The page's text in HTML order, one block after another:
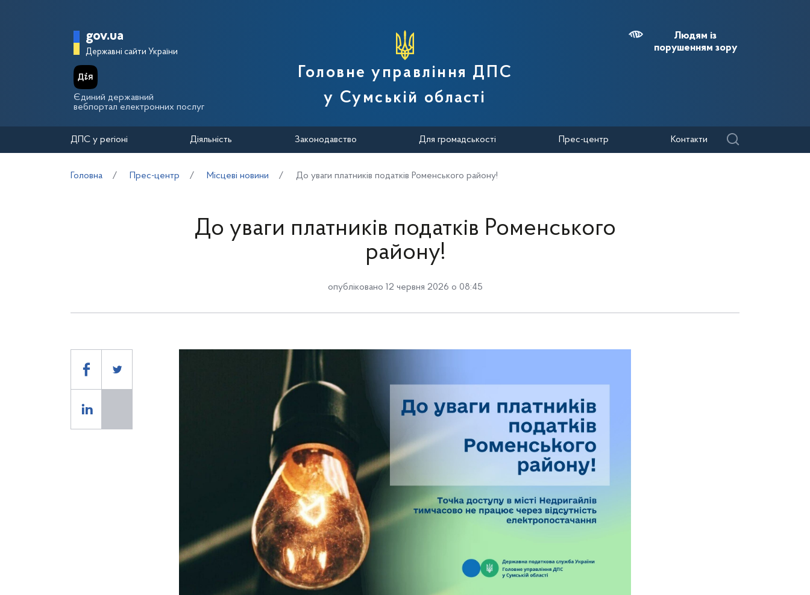
Головна сторінка Державної податкової служби України
gov.ua
Державні сайти України
Єдиний державний
вебпортал електронних послуг
Головне управління ДПС
у Сумській області
Людям із
порушенням зору
ДПС у регіоні Діяльність Законодавство Для громадськості Прес-центр Контакти
Головна Прес-центр Місцеві новини До уваги платників податків Роменського району!
До уваги платників податків Роменського
району!
опубліковано 12 червня 2026 о 08:45